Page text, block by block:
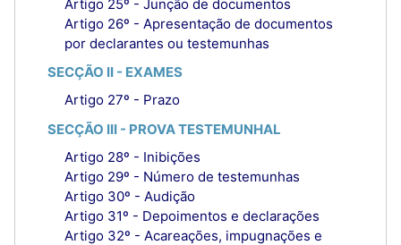
Artigo 25º - Junção de documentos
Artigo 26º - Apresentação de documentos
por declarantes ou testemunhas
SECÇÃO II - EXAMES
Artigo 27º - Prazo
SECÇÃO III - PROVA TESTEMUNHAL
Artigo 28º - Inibições
Artigo 29º - Número de testemunhas
Artigo 30º - Audição
Artigo 31º - Depoimentos e declarações
Artigo 32º - Acareações, impugnações e